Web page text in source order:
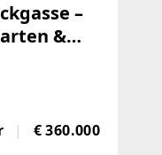
–
&
in Ihrem
€ 360.000